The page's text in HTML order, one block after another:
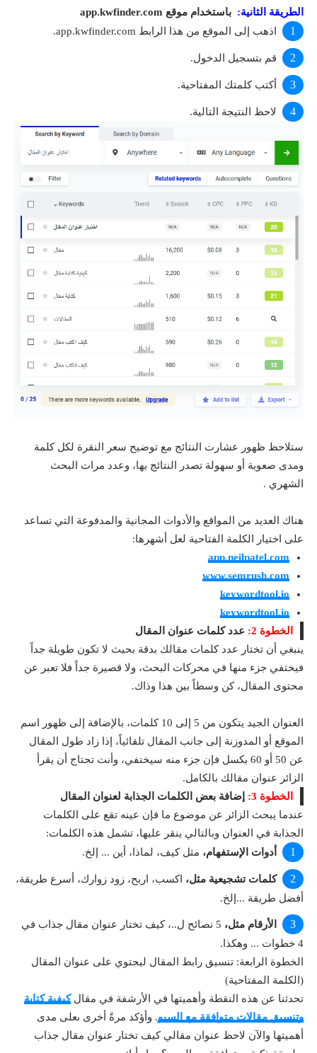
الطريقة الثانية: باستخدام موقع app.kwfinder.com
اذهب إلى الموقع من هذا الرابط app.kwfinder.com.
قم بتسجيل الدخول.
أكتب كلمتك المفتاحية.
لاحظ النتيجة التالية.
ستلاحظ ظهور عشارت النتائج مع توضيح سعر النقرة لكل كلمة
ومدى صعوبة أو سهولة تصدر النتائج بها، وعدد مرات البحث
الشهري .
هناك العديد من المواقع والأدوات المجانية والمدفوعة التي تساعد
على اختيار الكلمة الفتاحية لعل أشهرها:
app.neilpatel.com
www.semrush.com
keywordtool.io
keywordtool.io
الخطوة 2:
عدد كلمات عنوان المقال
ينبغي أن تختار عدد كلمات مقالك بدقة بحيث لا تكون طويلة جداً
فيختفي جزء منها في محركات البحث، ولا قصيرة جداً فلا تعبر عن
محتوى المقال، كن وسطاً بين هذا وذاك.
العنوان الجيد يتكون من 5 إلى 10 كلمات، بالإضافة إلى ظهور اسم
الموقع أو المدوزنة إلى جانب المقال تلقائياً، إذا زاد طول المقال
عن 50 أو 60 بكسل فإن جزء منه سيختفي، وأنت تحتاج أن يقرأ
الزائر عنوان مقالك بالكامل.
الخطوة 3:
إضافة بعض الكلمات الجذابة لعنوان المقال
عندما يبحث الزائر عن موضوع ما فإن عينه تقع على الكلمات
الجذابة في العنوان وبالتالي ينقر عليها، تشمل هذه الكلمات:
أدوات الإستفهام، مثل كيف، لماذا، أين ... إلخ.
كلمات تشجيعية مثل، اكسب، اربح، زود زوارك، أسرع طريقة،
أفضل طريقة ...إلخ.
الأرقام مثل،
5 نصائح ل..، كيف تختار عنوان مقال جذاب في
4 خطوات ... وهكذا.
الخطوة الرابعة: تنسيق رابط المقال ليحتوي على عنوان المقال
(الكلمة المفتاحية)
تحدثنا عن هذه النقطة وأهميتها في الأرشفة في مقالكيفية كتابة
وتنسيق مقالات متوافقة مع السيو. وأؤكد مرةً أخرى ىعلى مدى
أهميتها والآن لاحظ عنوان مقالي كيف تختار عنوان مقال جذاب